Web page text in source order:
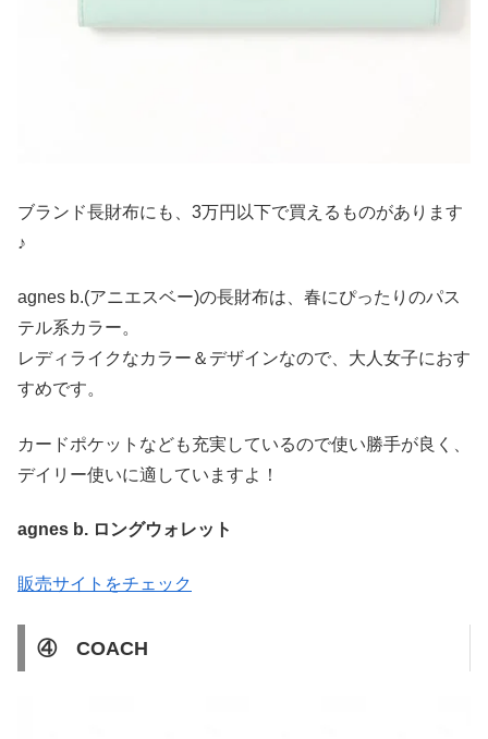
ブランド長財布にも、3万円以下で買えるものがあります
♪
agnes b.(アニエスベー)の長財布は、春にぴったりのパス
テル系カラー。
レディライクなカラー＆デザインなので、大人女子におす
すめです。
カードポケットなども充実しているので使い勝手が良く、
デイリー使いに適していますよ！
agnes b. ロングウォレット
販売サイトをチェック
④ COACH